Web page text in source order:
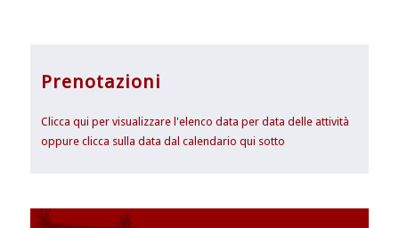
Prenotazioni
Clicca qui per visualizzare l'elenco data per data delle attività
oppure clicca sulla data dal calendario qui sotto